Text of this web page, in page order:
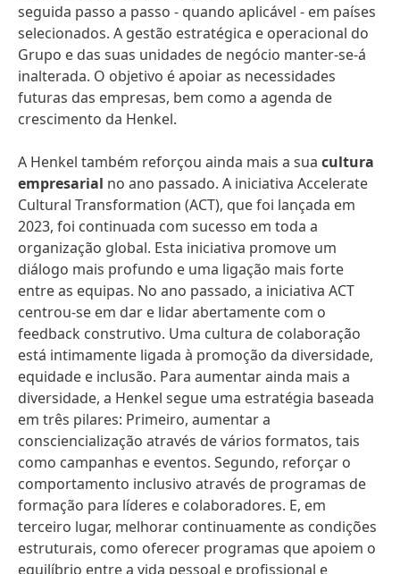
seguida passo a passo - quando aplicável - em países
selecionados. A gestão estratégica e operacional do
Grupo e das suas unidades de negócio manter-se-á
inalterada. O objetivo é apoiar as necessidades
futuras das empresas, bem como a agenda de
crescimento da Henkel.
A Henkel também reforçou ainda mais a sua cultura
empresarial no ano passado. A iniciativa Accelerate
Cultural Transformation (ACT), que foi lançada em
2023, foi continuada com sucesso em toda a
organização global. Esta iniciativa promove um
diálogo mais profundo e uma ligação mais forte
entre as equipas. No ano passado, a iniciativa ACT
centrou-se em dar e lidar abertamente com o
feedback construtivo. Uma cultura de colaboração
está intimamente ligada à promoção da diversidade,
equidade e inclusão. Para aumentar ainda mais a
diversidade, a Henkel segue uma estratégia baseada
em três pilares: Primeiro, aumentar a
consciencialização através de vários formatos, tais
como campanhas e eventos. Segundo, reforçar o
comportamento inclusivo através de programas de
formação para líderes e colaboradores. E, em
terceiro lugar, melhorar continuamente as condições
estruturais, como oferecer programas que apoiem o
equilíbrio entre a vida pessoal e profissional e